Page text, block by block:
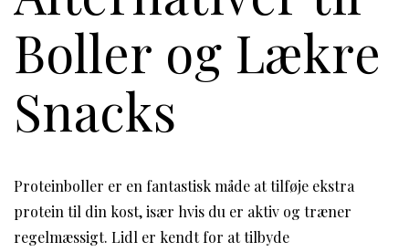
Boller og Lækre
Snacks
Proteinboller er en fantastisk måde at tilføje ekstra
protein til din kost, især hvis du er aktiv og træner
regelmæssigt. Lidl er kendt for at tilbyde